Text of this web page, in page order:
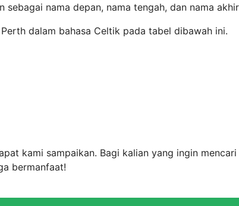
nama depan, nama tengah, dan nama
dalam bahasa Celtik pada tabel dibawah ini.
kami sampaikan. Bagi kalian yang ingin mencari
bermanfaat!